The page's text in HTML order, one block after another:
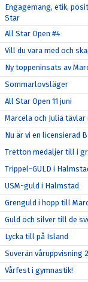
Engagemang, etik,
Star
All Star Open #4
Vill du vara med och
Ny toppeninsats av
Sommarlovsläger
All Star Open 11 juni
Marcela och Julia
Nu är vi en licensierad
Tretton medaljer till i
Trippel-GULD i
USM-guld i Halmstad
Grenguld i hopp till
Guld och silver till de
Lycka till på Island
Suverän våruppvisning
Vårfest i gymnastik!